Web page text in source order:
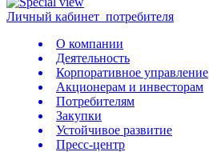
Личный кабинет потребителя
О компании
Деятельность
Корпоративное управление
Акционерам и инвесторам
Потребителям
Закупки
Устойчивое развитие
Пресс-центр